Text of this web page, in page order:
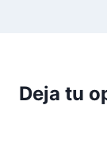
Deja tu